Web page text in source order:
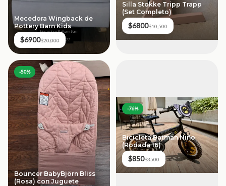
Mecedora Wingback de
Pottery Barn Kids
$6900$20,000
Silla Stokke Tripp Trapp
(Set Completo)
$6800$10,500
-50%
Bouncer BabyBjörn Bliss
(Rosa) con Juguete
-76%
Bicicleta Batman Niño
(Rodada 16)
$850$3500